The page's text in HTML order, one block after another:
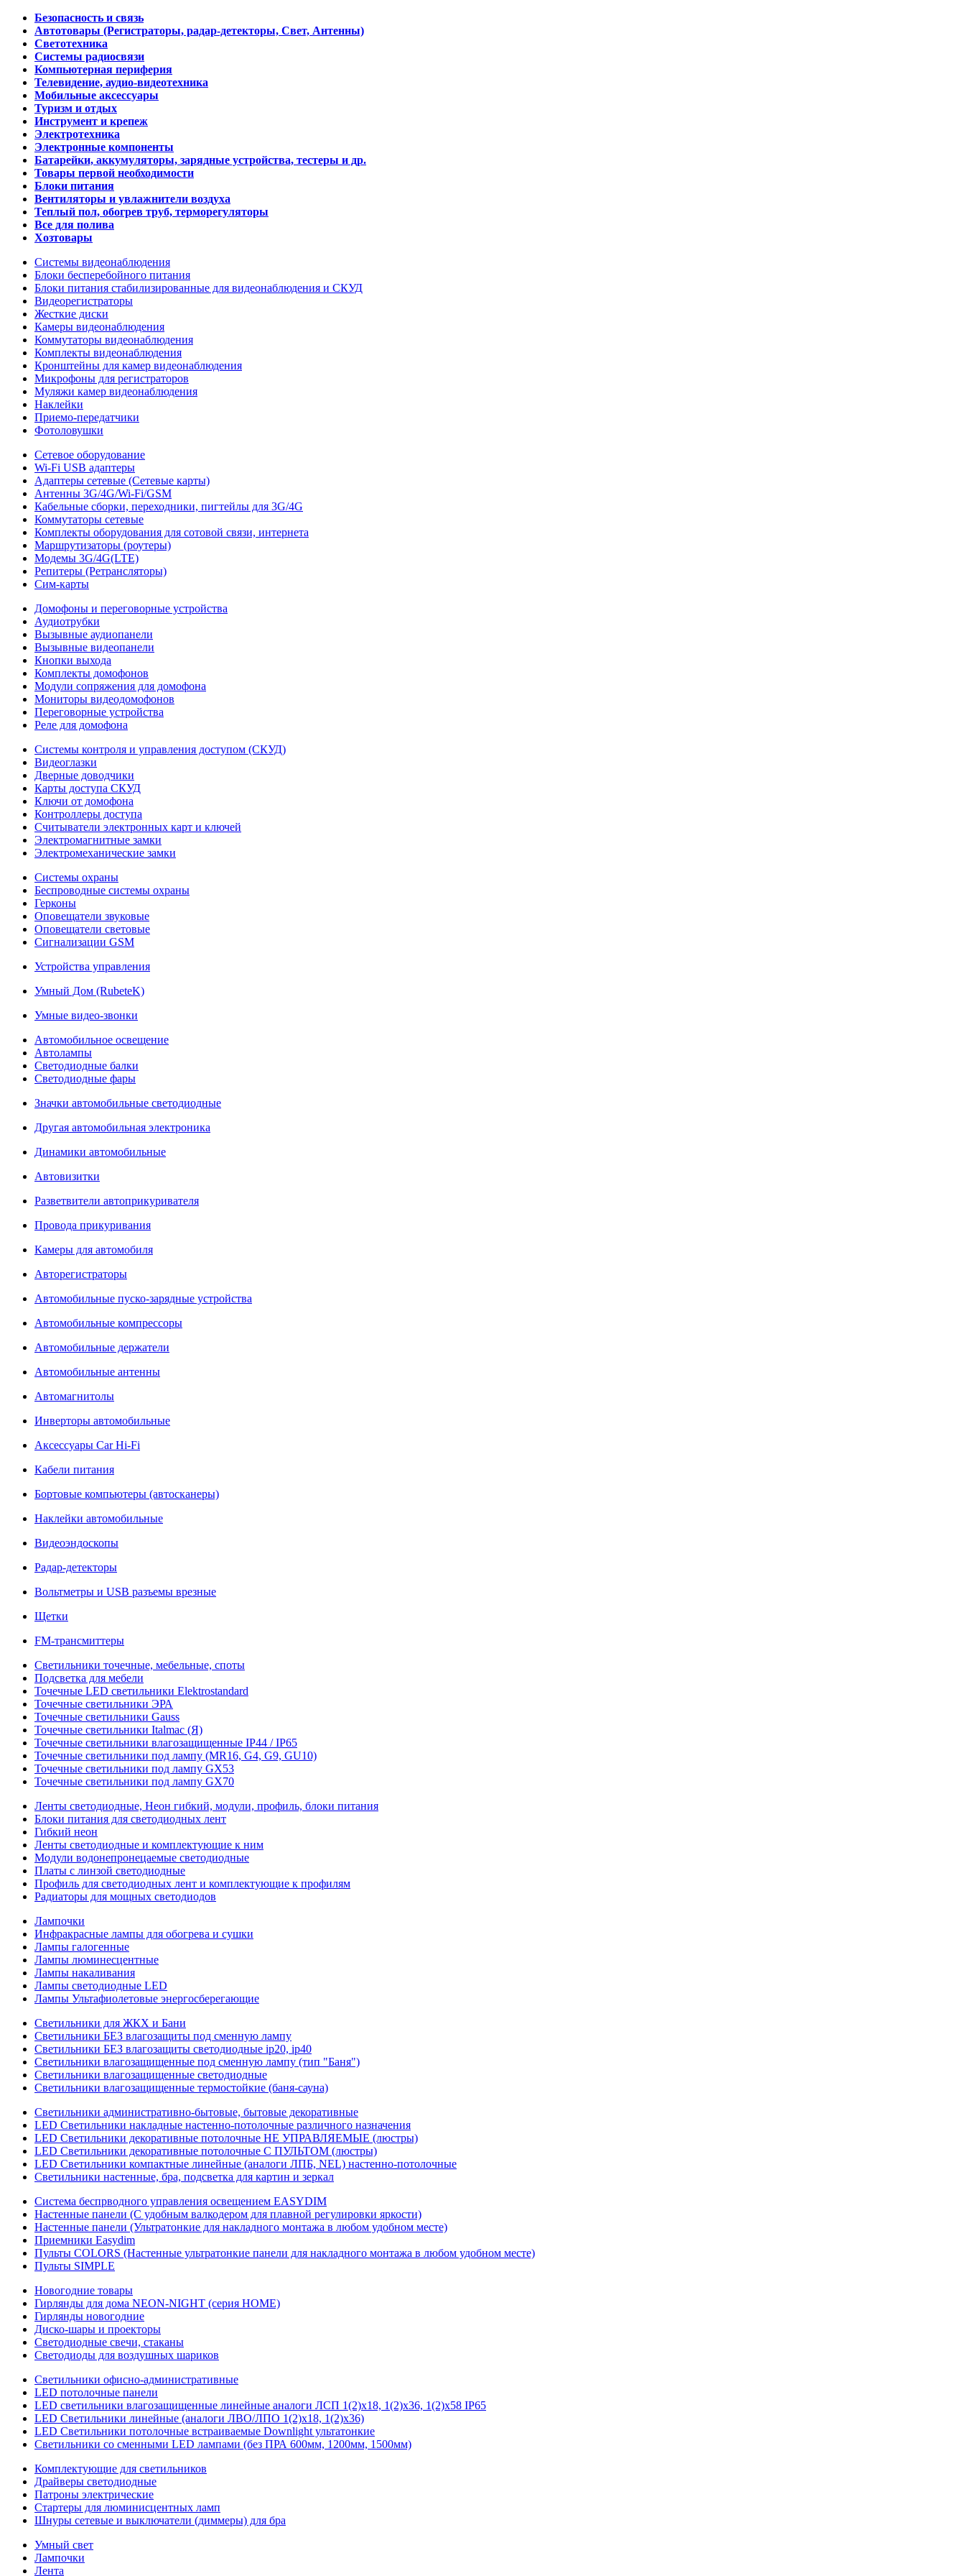
Безопасность и связь
Автотовары (Регистраторы, радар-детекторы, Свет, Антенны)
Светотехника
Системы радиосвязи
Компьютерная периферия
Телевидение, аудио-видеотехника
Мобильные аксессуары
Туризм и отдых
Инструмент и крепеж
Электротехника
Электронные компоненты
Батарейки, аккумуляторы, зарядные устройства, тестеры и др.
Товары первой необходимости
Блоки питания
Вентиляторы и увлажнители воздуха
Теплый пол, обогрев труб, терморегуляторы
Все для полива
Хозтовары
Системы видеонаблюдения
Блоки бесперебойного питания
Блоки питания стабилизированные для видеонаблюдения и СКУД
Видеорегистраторы
Жесткие диски
Камеры видеонаблюдения
Коммутаторы видеонаблюдения
Комплекты видеонаблюдения
Кронштейны для камер видеонаблюдения
Микрофоны для регистраторов
Муляжи камер видеонаблюдения
Наклейки
Приемо-передатчики
Фотоловушки
Сетевое оборудование
Wi-Fi USB адаптеры
Адаптеры сетевые (Сетевые карты)
Антенны 3G/4G/Wi-Fi/GSM
Кабельные сборки, переходники, пигтейлы для 3G/4G
Коммутаторы сетевые
Комплекты оборудования для сотовой связи, интернета
Маршрутизаторы (роутеры)
Модемы 3G/4G(LTE)
Репитеры (Ретрансляторы)
Сим-карты
Домофоны и переговорные устройства
Аудиотрубки
Вызывные аудиопанели
Вызывные видеопанели
Кнопки выхода
Комплекты домофонов
Модули сопряжения для домофона
Мониторы видеодомофонов
Переговорные устройства
Реле для домофона
Системы контроля и управления доступом (СКУД)
Видеоглазки
Дверные доводчики
Карты доступа СКУД
Ключи от домофона
Контроллеры доступа
Считыватели электронных карт и ключей
Электромагнитные замки
Электромеханические замки
Системы охраны
Беспроводные системы охраны
Герконы
Оповещатели звуковые
Оповещатели световые
Сигнализации GSM
Устройства управления
Умный Дом (RubeteK)
Умные видео-звонки
Автомобильное освещение
Автолампы
Светодиодные балки
Светодиодные фары
Значки автомобильные светодиодные
Другая автомобильная электроника
Динамики автомобильные
Автовизитки
Разветвители автоприкуривателя
Провода прикуривания
Камеры для автомобиля
Авторегистраторы
Автомобильные пуско-зарядные устройства
Автомобильные компрессоры
Автомобильные держатели
Автомобильные антенны
Автомагнитолы
Инверторы автомобильные
Аксессуары Car Hi-Fi
Кабели питания
Бортовые компьютеры (автосканеры)
Наклейки автомобильные
Видеоэндоскопы
Радар-детекторы
Вольтметры и USB разъемы врезные
Щетки
FM-трансмиттеры
Светильники точечные, мебельные, споты
Подсветка для мебели
Точечные LED светильники Elektrostandard
Точечные светильники ЭРА
Точечные светильники Gauss
Точечные светильники Italmac (Я)
Точечные светильники влагозащищенные IP44 / IP65
Точечные светильники под лампу (MR16, G4, G9, GU10)
Точечные светильники под лампу GX53
Точечные светильники под лампу GX70
Ленты светодиодные, Неон гибкий, модули, профиль, блоки питания
Блоки питания для светодиодных лент
Гибкий неон
Ленты светодиодные и комплектующие к ним
Модули водонепронецаемые светодиодные
Платы с линзой светодиодные
Профиль для светодиодных лент и комплектующие к профилям
Радиаторы для мощных светодиодов
Лампочки
Инфракрасные лампы для обогрева и сушки
Лампы галогенные
Лампы люминесцентные
Лампы накаливания
Лампы светодиодные LED
Лампы Ультафиолетовые энергосберегающие
Светильники для ЖКХ и Бани
Светильники БЕЗ влагозащиты под сменную лампу
Светильники БЕЗ влагозащиты светодиодные ip20, ip40
Светильники влагозащищенные под сменную лампу (тип "Баня")
Светильники влагозащищенные светодиодные
Светильники влагозащищенные термостойкие (баня-сауна)
Светильники административно-бытовые, бытовые декоративные
LED Cветильники накладные настенно-потолочные различного назначения
LED Светильники декоративные потолочные НЕ УПРАВЛЯЕМЫЕ (люстры)
LED Светильники декоративные потолочные С ПУЛЬТОМ (люстры)
LED Светильники компактные линейные (аналоги ЛПБ, NEL) настенно-потолочные
Светильники настенные, бра, подсветка для картин и зеркал
Система беспрводного управления освещением EASYDIM
Настенные панели (С удобным валкодером для плавной регулировки яркости)
Настенные панели (Ультратонкие для накладного монтажа в любом удобном месте)
Приемники Easydim
Пульты COLORS (Настенные ультратонкие панели для накладного монтажа в любом удобном месте)
Пульты SIMPLE
Новогодние товары
Гирлянды для дома NEON-NIGHT (серия HOME)
Гирлянды новогодние
Диско-шары и проекторы
Светодиодные свечи, стаканы
Светодиоды для воздушных шариков
Светильники офисно-административные
LED потолочные панели
LED светильники влагозащищенные линейные аналоги ЛСП 1(2)х18, 1(2)х36, 1(2)х58 IP65
LED Светильники линейные (аналоги ЛВО/ЛПО 1(2)х18, 1(2)х36)
LED Светильники потолочные встраиваемые Downlight ультатонкие
Светильники со сменными LED лампами (без ПРА 600мм, 1200мм, 1500мм)
Комплектующие для светильников
Драйверы светодиодные
Патроны электрические
Стартеры для люминисцентных ламп
Шнуры сетевые и выключатели (диммеры) для бра
Умный свет
Лампочки
Лента